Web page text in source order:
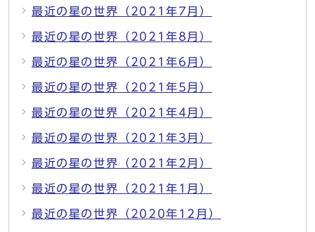
最近の星の世界（2021年7月）
最近の星の世界（2021年8月）
最近の星の世界（2021年6月）
最近の星の世界（2021年5月）
最近の星の世界（2021年4月）
最近の星の世界（2021年3月）
最近の星の世界（2021年2月）
最近の星の世界（2021年1月）
最近の星の世界（2020年12月）